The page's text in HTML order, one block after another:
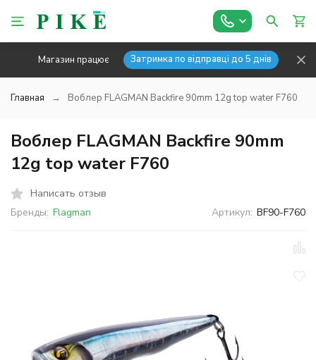
Магазин працює Затримка по відправці до 5 днів
Главная Воблер FLAGMAN Backfire 90mm 12g top water F760
Воблер FLAGMAN Backfire 90mm
12g top water F760
Написать отзыв
Бренды: Flagman Артикул: BF90-F760